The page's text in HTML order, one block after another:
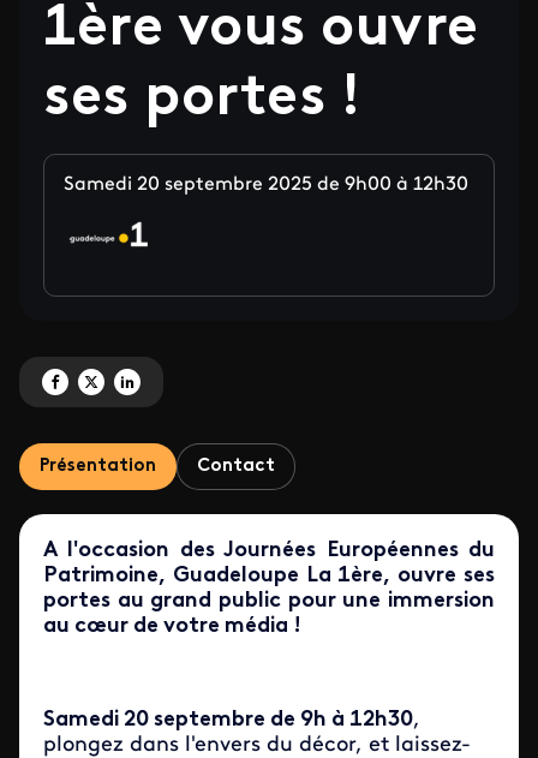
1ère vous ouvre
ses portes !
Samedi 20 septembre 2025 de 9h00 à 12h30
Partagez ' Guadeloupe La 1ère vous ouvre ses portes ! ' sur Facebook
Partagez ' Guadeloupe La 1ère vous ouvre ses portes ! ' sur X
Partagez ' Guadeloupe La 1ère vous ouvre ses portes ! ' sur
Présentation Contact
A l'occasion des Journées Européennes du
Patrimoine, Guadeloupe La 1ère, ouvre ses
portes au grand public pour une immersion
au cœur de votre média !
Samedi 20 septembre de 9h à 12h30,
plongez dans l'envers du décor, et laissez-